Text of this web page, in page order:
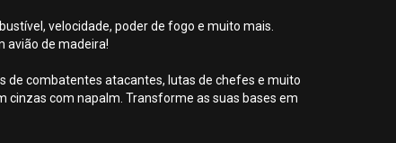
velocidade, poder de fogo e muito mais.
avião de madeira!
de combatentes atacantes, lutas de chefes e muito
com napalm. Transforme as suas bases em